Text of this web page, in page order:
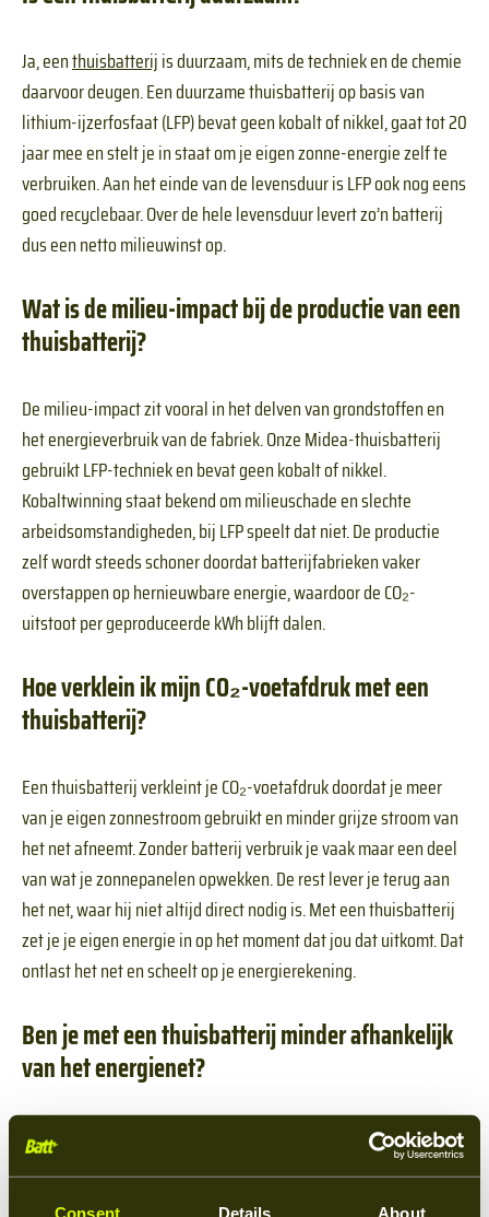
Consent Details About
Ja, eenthuisbatterijis duurzaam, mits de techniek en de chemie
daarvoor deugen. Een duurzame thuisbatterij op basis van
lithium-ijzerfosfaat (LFP) bevat geen kobalt of nikkel, gaat tot 20
jaar mee en stelt je in staat om je eigen zonne-energie zelf te
verbruiken. Aan het einde van de levensduur is LFP ook nog eens
goed recyclebaar. Over de hele levensduur levert zo’n batterij
dus een netto milieuwinst op.
Wat is de milieu-impact bij de productie van een
thuisbatterij?
De milieu-impact zit vooral in het delven van grondstoffen en
het energieverbruik van de fabriek. Onze Midea-thuisbatterij
gebruikt LFP-techniek en bevat geen kobalt of nikkel.
Kobaltwinning staat bekend om milieuschade en slechte
arbeidsomstandigheden, bij LFP speelt dat niet. De productie
zelf wordt steeds schoner doordat batterijfabrieken vaker
overstappen op hernieuwbare energie, waardoor de CO₂-
uitstoot per geproduceerde kWh blijft dalen.
Hoe verklein ik mijn CO₂-voetafdruk met een
thuisbatterij?
Een thuisbatterij verkleint je CO₂-voetafdruk doordat je meer
van je eigen zonnestroom gebruikt en minder grijze stroom van
het net afneemt. Zonder batterij verbruik je vaak maar een deel
van wat je zonnepanelen opwekken. De rest lever je terug aan
het net, waar hij niet altijd direct nodig is. Met een thuisbatterij
zet je je eigen energie in op het moment dat jou dat uitkomt. Dat
ontlast het net en scheelt op je energierekening.
Ben je met een thuisbatterij minder afhankelijk
van het energienet?
Ja, met een thuisbatterij in combinatie met zonnepanelen word
je flink minder afhankelijk van het energienet. Realistisch